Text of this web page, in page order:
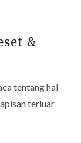
&
tentang hal
terluar